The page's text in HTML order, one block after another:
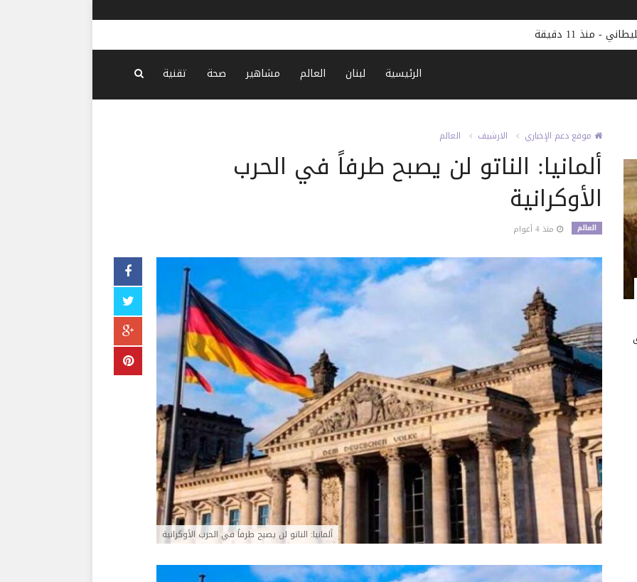
قتلى بهجمات حوثية جديدة على مأرب اليمنية
الرئيسية لبنان العالم مشاهير صحة تقنية
موقع دعم الإخباري الارشيف العالم
ألمانيا: الناتو لن يصبح طرفاً في الحرب
الأوكرانية
العالم منذ 4 أعوام
ألمانيا: الناتو لن يصبح طرفاً في الحرب الأوكرانية